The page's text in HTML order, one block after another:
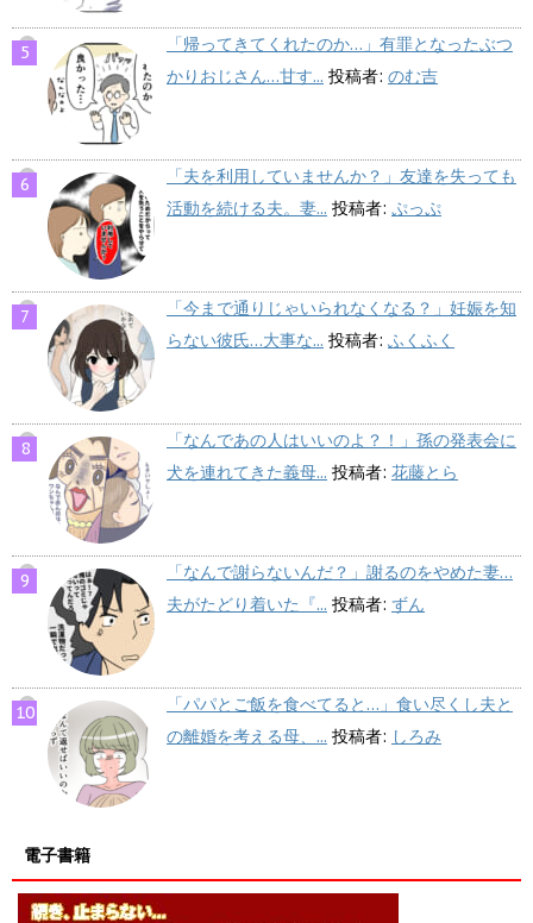
「帰ってきてくれたのか…」有罪となったぶつ
かりおじさん…甘す... 投稿者: のむ吉
「夫を利用していませんか？」友達を失っても
活動を続ける夫。妻... 投稿者: ぷっぷ
「今まで通りじゃいられなくなる？」妊娠を知
らない彼氏…大事な... 投稿者: ふくふく
「なんであの人はいいのよ？！」孫の発表会に
犬を連れてきた義母... 投稿者: 花藤とら
「なんで謝らないんだ？」謝るのをやめた妻…
夫がたどり着いた『... 投稿者: ずん
「パパとご飯を食べてると…」食い尽くし夫と
の離婚を考える母、... 投稿者: しろみ
電子書籍